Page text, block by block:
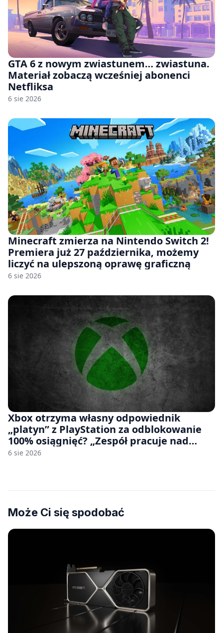
GTA 6 z nowym zwiastunem… zwiastuna.
Materiał zobaczą wcześniej abonenci
Netfliksa
6 sie 2026
Minecraft zmierza na Nintendo Switch 2!
Premiera już 27 października, możemy
liczyć na ulepszoną oprawę graficzną
6 sie 2026
Xbox otrzyma własny odpowiednik
„platyn” z PlayStation za odblokowanie
100% osiągnięć? „Zespół pracuje nad
czymś, co ma się pojawić jeszcze w tym
6 sie 2026
Może Ci się spodobać